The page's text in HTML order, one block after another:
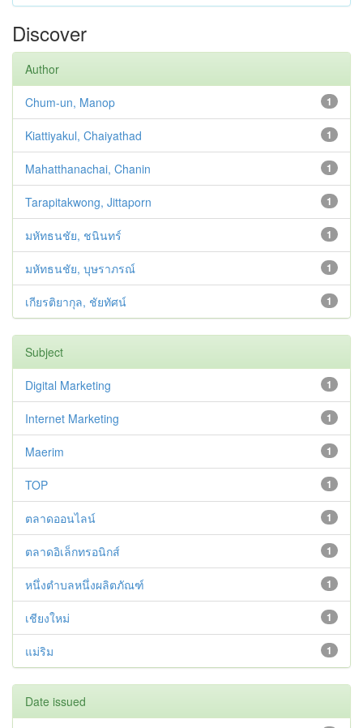
Discover
Author
1
Chum-un, Manop
1
Kiattiyakul, Chaiyathad
1
Mahatthanachai, Chanin
1
Tarapitakwong, Jittaporn
1
มหัทธนชัย, ชนินทร์
1
มหัทธนชัย, บุษราภรณ์
1
เกียรติยากุล, ชัยทัศน์
Subject
1
Digital Marketing
1
Internet Marketing
1
Maerim
1
TOP
1
ตลาดออนไลน์
1
ตลาดอิเล็กทรอนิกส์
1
หนึ่งตำบลหนึ่งผลิตภัณฑ์
1
เชียงใหม่
1
แม่ริม
Date issued